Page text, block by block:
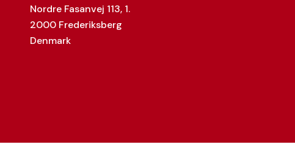
Nordre Fasanvej 113, 1.
2000 Frederiksberg
Denmark